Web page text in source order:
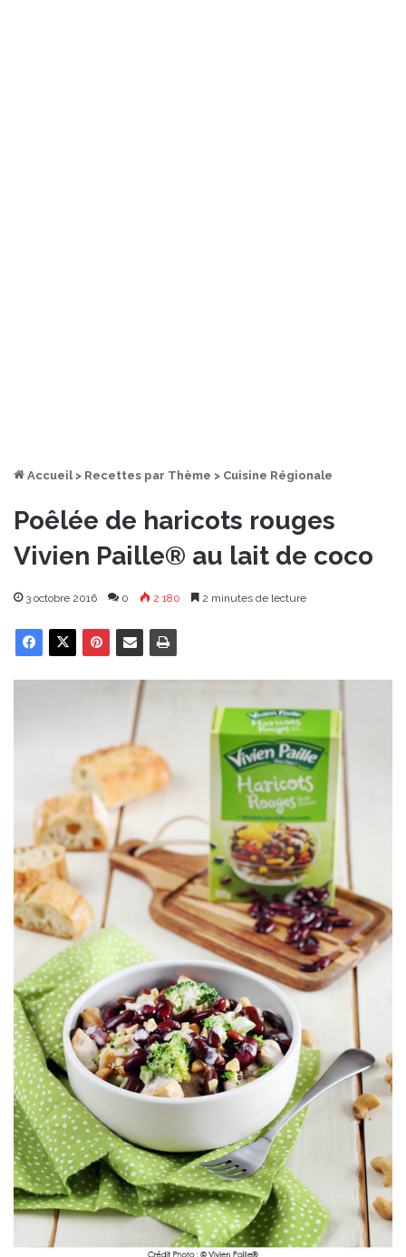
Accueil > Recettes par Thème > Cuisine Régionale
Poêlée de haricots rouges
Vivien Paille® au lait de coco
3 octobre 2016 0 2 180 2 minutes de lecture